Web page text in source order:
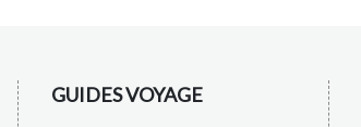
GUIDES VOYAGE